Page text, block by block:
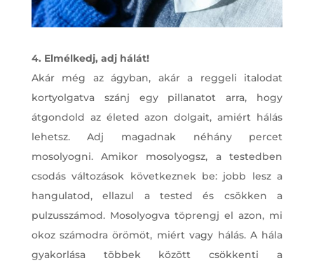
4. Elmélkedj, adj hálát!
Akár még az ágyban, akár a reggeli italodat
kortyolgatva szánj egy pillanatot arra, hogy
átgondold az életed azon dolgait, amiért hálás
lehetsz. Adj magadnak néhány percet
mosolyogni. Amikor mosolyogsz, a testedben
csodás változások következnek be: jobb lesz a
hangulatod, ellazul a tested és csökken a
pulzusszámod. Mosolyogva töprengj el azon, mi
okoz számodra örömöt, miért vagy hálás. A hála
gyakorlása többek között csökkenti a